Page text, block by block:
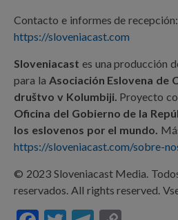
Contacto e informes de
https://sloveniacast.com
Sloveniacast es una producción
para la Asociación Eslovena de
društvo v Kolumbiji. Proyecto
Oficina del Gobierno de la
los eslovenos por el mundo.
https://sloveniacast.com/sobre-
© 2023 Sloveniacast Media.
reservados. All rights reserved.